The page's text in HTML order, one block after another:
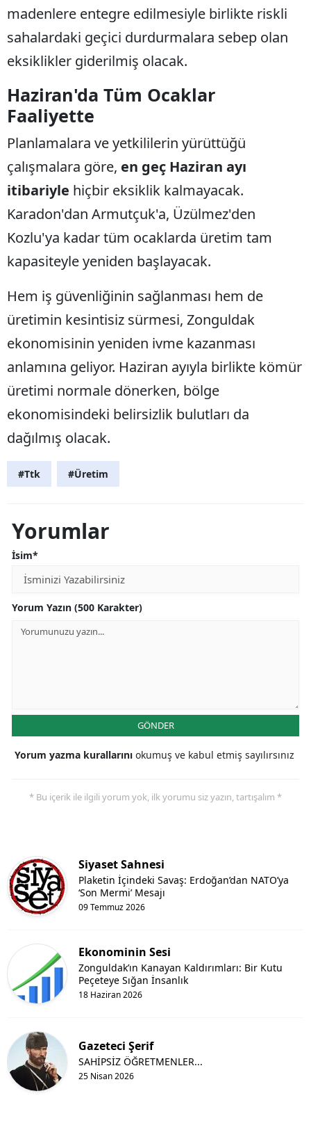
madenlere entegre edilmesiyle birlikte riskli
sahalardaki geçici durdurmalara sebep olan
eksiklikler giderilmiş olacak.
Haziran'da Tüm Ocaklar
Faaliyette
Planlamalara ve yetkililerin yürüttüğü
çalışmalara göre, en geç Haziran ayı
itibariyle hiçbir eksiklik kalmayacak.
Karadon'dan Armutçuk'a, Üzülmez'den
Kozlu'ya kadar tüm ocaklarda üretim tam
kapasiteyle yeniden başlayacak.
Hem iş güvenliğinin sağlanması hem de
üretimin kesintisiz sürmesi, Zonguldak
ekonomisinin yeniden ivme kazanması
anlamına geliyor. Haziran ayıyla birlikte kömür
üretimi normale dönerken, bölge
ekonomisindeki belirsizlik bulutları da
dağılmış olacak.
#Ttk #Üretim
Yorumlar
İsim*
Yorum Yazın (500 Karakter)
GÖNDER
Yorum yazma kurallarını okumuş ve kabul etmiş sayılırsınız
* Bu içerik ile ilgili yorum yok, ilk yorumu siz yazın, tartışalım *
Siyaset Sahnesi
09 Temmuz 2026
Plaketin İçindeki Savaş: Erdoğan’dan NATO’ya
‘Son Mermi’ Mesajı
Ekonominin Sesi
18 Haziran 2026
Zonguldak’ın Kanayan Kaldırımları: Bir Kutu
Peçeteye Sığan İnsanlık
Gazeteci Şerif
25 Nisan 2026
SAHİPSİZ ÖĞRETMENLER...